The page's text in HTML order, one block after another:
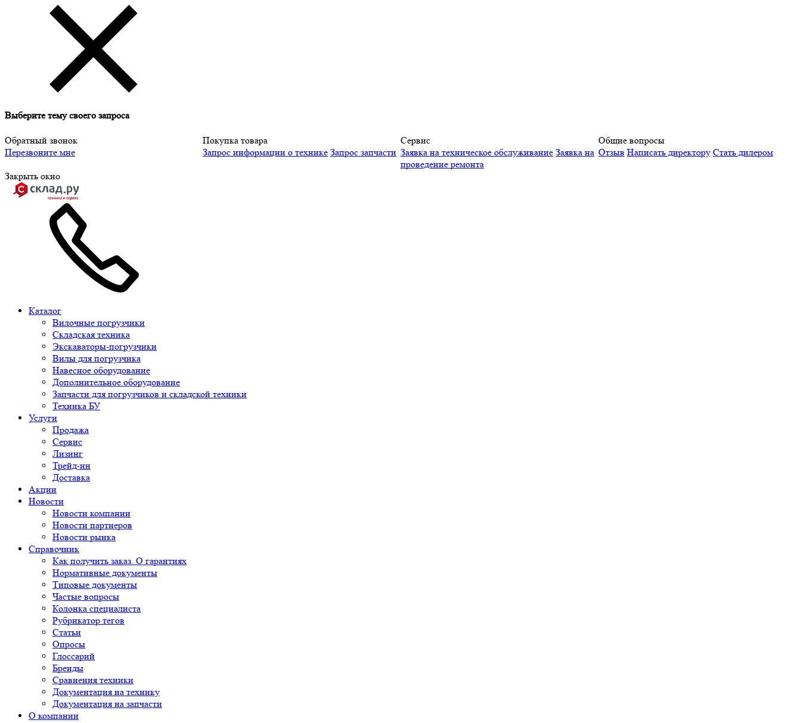
Выберите тему своего запроса
Обратный звонок
Перезвоните мне
Покупка товара
Запрос информации о технике Запрос запчасти
Сервис
Заявка на техническое обслуживание Заявка на
проведение ремонта
Общие вопросы
Отзыв Написать директору Стать дилером
Закрыть окно
Каталог
Вилочные погрузчики
Складская техника
Экскаваторы-погрузчики
Вилы для погрузчика
Навесное оборудование
Дополнительное оборудование
Запчасти для погрузчиков и складской техники
Техника БУ
Услуги
Продажа
Сервис
Лизинг
Трейд-ин
Доставка
Акции
Новости
Новости компании
Новости партнеров
Новости рынка
Справочник
Как получить заказ. О гарантиях
Нормативные документы
Типовые документы
Частые вопросы
Колонка специалиста
Рубрикатор тегов
Статьи
Опросы
Глоссарий
Бренды
Сравнения техники
Документация на технику
Документация на запчасти
О компании